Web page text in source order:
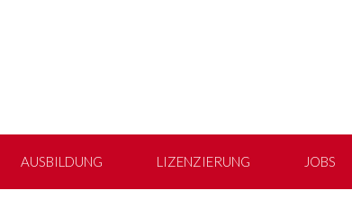
AUSBILDUNG LIZENZIERUNG JOBS